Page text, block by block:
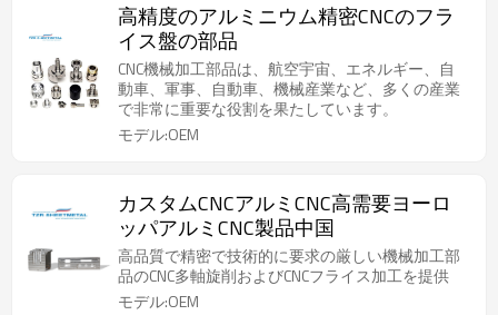
高精度のアルミニウム精密CNCのフラ
イス盤の部品
CNC機械加工部品は、航空宇宙、エネルギー、自
動車、軍事、自動車、機械産業など、多くの産業
で非常に重要な役割を果たしています。
モデル:OEM
カスタムCNCアルミCNC高需要ヨーロ
ッパアルミCNC製品中国
高品質で精密で技術的に要求の厳しい機械加工部
品のCNC多軸旋削およびCNCフライス加工を提供
モデル:OEM